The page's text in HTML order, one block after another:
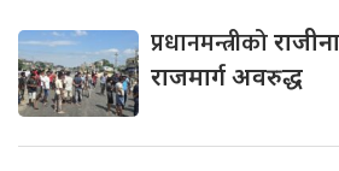
प्रधानमन्त्रीको
राजमार्ग अवरुद्ध